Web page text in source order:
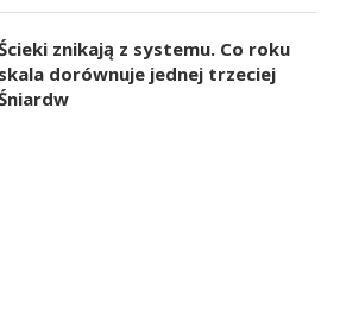
znikają z systemu. Co roku
skala dorównuje jednej trzeciej